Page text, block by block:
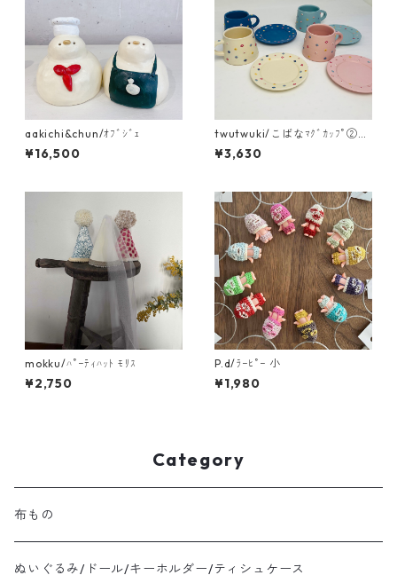
aakichi&chun/ｵﾌﾞｼﾞｪ
¥16,500
twutwuki/こばなﾏｸﾞｶｯﾌﾟ②ネ
イビー・ライトブルー
¥3,630
mokku/ﾊﾟｰﾃｨﾊｯﾄ ﾓﾘｽ
¥2,750
P.d/ﾗｰﾋﾟｰ 小
¥1,980
Category
布もの
ぬいぐるみ/ドール/キーホルダー/ティシュケース